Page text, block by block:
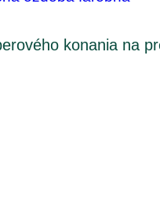
konania na